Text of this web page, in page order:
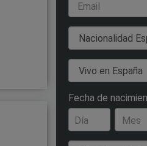
Email
Nacionalidad
País de
Fecha de
Día
Mes